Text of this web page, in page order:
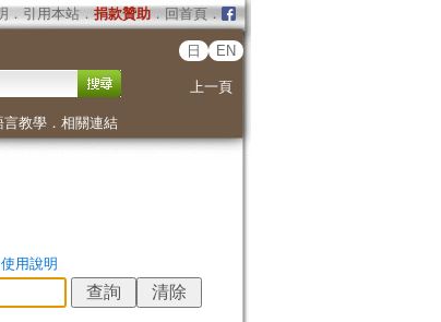
． 引用本站． 捐款贊助．回首頁．
日 EN
上一頁
言教學． 相關連結
使用說明